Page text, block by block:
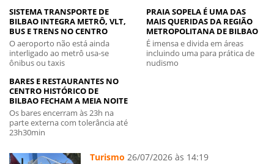
SISTEMA TRANSPORTE DE
BILBAO INTEGRA METRÔ, VLT,
BUS E TRENS NO CENTRO
O aeroporto não está ainda
interligado ao metrô usa-se
ônibus ou taxis
PRAIA SOPELA É UMA DAS
MAIS QUERIDAS DA REGIÃO
METROPOLITANA DE BILBAO
É imensa e divida em áreas
incluindo uma para prática de
nudismo
BARES E RESTAURANTES NO
CENTRO HISTÓRICO DE
BILBAO FECHAM A MEIA NOITE
Os bares encerram às 23h na
parte externa com tolerância até
23h30min
Turismo 26/07/2026 às 14:19